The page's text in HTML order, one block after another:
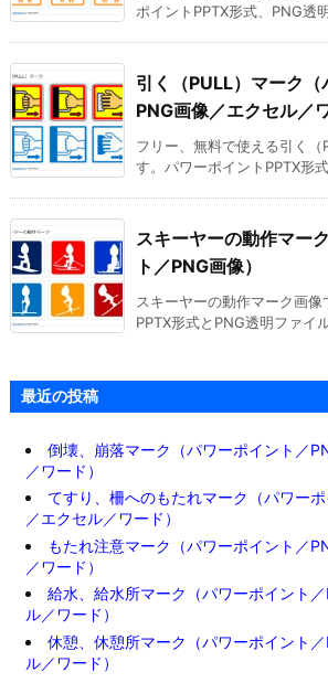
ポイントPPTX形式、PNG透
引く（PULL）マーク
PNG画像／エクセル／
フリー、無料で使える引く
す。パワーポイントPPTX形
スキーヤーの動作マー
ト／PNG画像）
スキーヤーの動作マーク画像
PPTX形式とPNG透明ファイ
最近の投稿
倒壊、崩落マーク（パワーポイント／
／ワード）
てすり、柵へのもたれマーク（パワー
／エクセル／ワード）
もたれ注意マーク（パワーポイント／
／ワード）
給水、給水所マーク（パワーポイント
ル／ワード）
休憩、休憩所マーク（パワーポイント
ル／ワード）